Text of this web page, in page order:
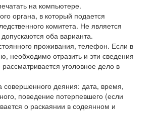
на компьютере.
органа, в который подается
комитета. Не является
оба варианта.
проживания, телефон. Если в
необходимо отразить и эти сведения
уголовное дело в
совершенного деяния: дата, время,
поведение потерпевшего (если
о раскаянии в содеянном и